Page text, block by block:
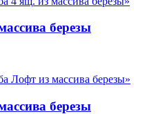
березы
березы